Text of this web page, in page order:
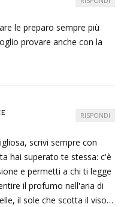
le preparo sempre più
provare anche con la
scrivi sempre con
hai superato te stessa: c'è
e permetti a chi ti legge
il profumo nell'aria di
il sole che scotta il viso…
RISPONDI